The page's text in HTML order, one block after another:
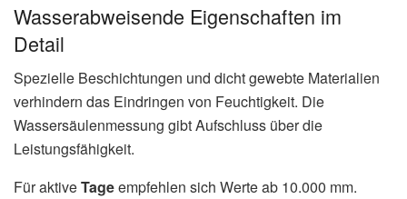
Wasserabweisende Eigenschaften im
Detail
Spezielle Beschichtungen und dicht gewebte Materialien
verhindern das Eindringen von Feuchtigkeit. Die
Wassersäulenmessung gibt Aufschluss über die
Leistungsfähigkeit.
Für aktiveTageempfehlen sich Werte ab 10.000 mm.